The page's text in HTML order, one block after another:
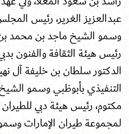
عبدالعزيز الغرير، رئيس
وسمو الشيخ ماجد بن محمد
رئيس هيئة الثقافة والفنون
الدكتور سلطان بن خليفة آل
التنفيذي بأبوظبي وسمو
مكتوم، رئيس هيئة دبي
لمجموعة طيران الإمارات